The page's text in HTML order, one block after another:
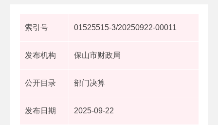
索引号 01525515-3/20250922-00011
发布机构 保山市财政局
公开目录 部门决算
发布日期 2025-09-22